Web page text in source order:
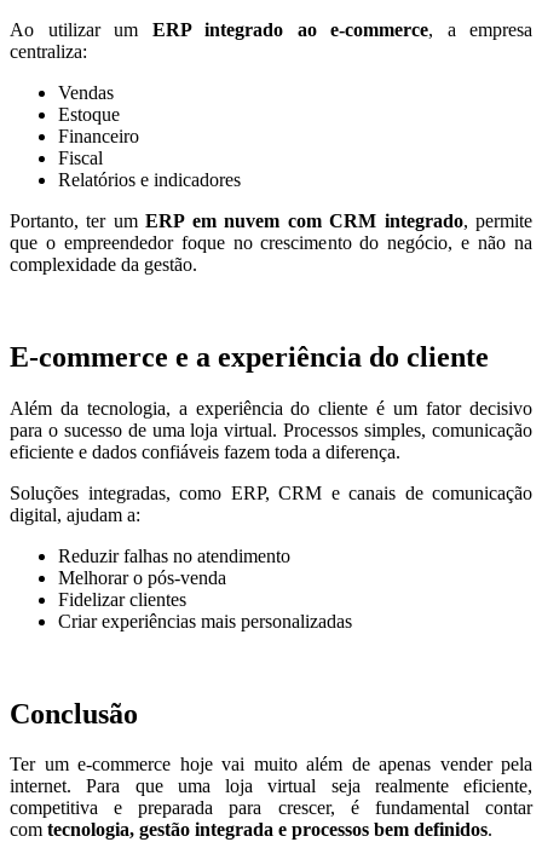
Ao utilizar um ERP integrado ao e-commerce, a empresa
centraliza:
Vendas
Estoque
Financeiro
Fiscal
Relatórios e indicadores
Portanto, ter umERP em nuvem com CRM integrado, permite
que o empreendedor foque no crescimento do negócio, e não na
complexidade da gestão.
E-commerce e a experiência do cliente
Além da tecnologia, a experiência do cliente é um fator decisivo
para o sucesso de uma loja virtual. Processos simples, comunicação
eficiente e dados confiáveis fazem toda a diferença.
Soluções integradas, como ERP, CRM e canais de comunicação
digital, ajudam a:
Reduzir falhas no atendimento
Melhorar o pós-venda
Fidelizar clientes
Criar experiências mais personalizadas
Conclusão
Ter um e-commerce hoje vai muito além de apenas vender pela
internet. Para que uma loja virtual seja realmente eficiente,
competitiva e preparada para crescer, é fundamental contar
com tecnologia, gestão integrada e processos bem definidos.